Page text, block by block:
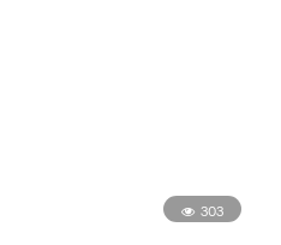
303